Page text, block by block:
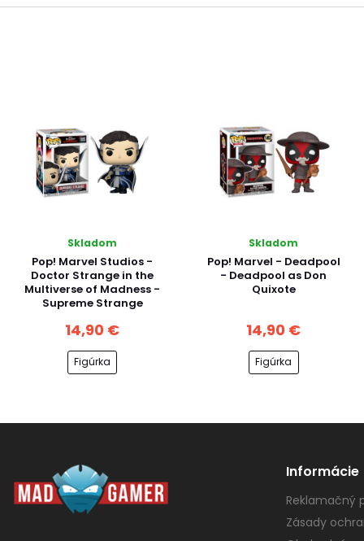
Skladom
Pop! Marvel Studios -
Doctor Strange in the
Multiverse of Madness -
Supreme Strange
14,90 €
Figúrka
Skladom
Pop! Marvel - Deadpool
- Deadpool as Don
Quixote
14,90 €
Figúrka
Informácie
Reklamačný
Zásady